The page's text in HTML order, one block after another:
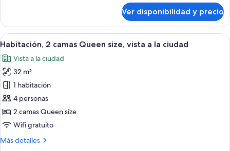
a
la
ciudad
1
cama
King
vista
a
la
ciudad
Ver disponibilidad y precio
Ver
todas
las
fotos
de
Habitación,
2
camas
Queen
size,
Habitación de hotel con dos camas,
6
Habitación, 2 camas Queen size, vista a la ciudad
Vista a la ciudad
32 m²
1 habitación
4 personas
2 camas Queen size
Wifi gratuito
Más detalles
Más